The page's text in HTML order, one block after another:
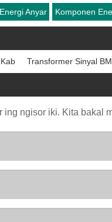
Anyar Komponen
Transformer Sinyal
ngisor iki. Kita bakal